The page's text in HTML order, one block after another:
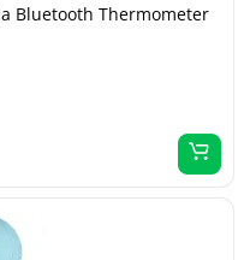
Bluetooth Thermometer